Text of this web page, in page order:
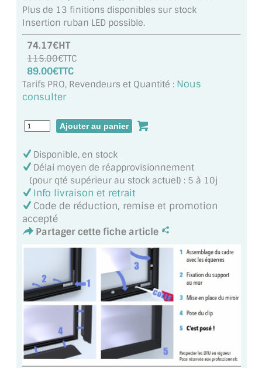
VERRE ANTI-REFLET
VERRE LAQUÉ/CRÉDENCE
VERRE FEUILLETÉ/TREMPÉ
DALLE DE SOL EN VERRE
VERRIÈRE TYPE ATELIER
VERRES TEXTURÉS
PLEXIGLAS PMMA
ACCESSOIRES & QUINCAILLERIE
CATALOGUE DE PROFILS ET FIXATION DU
VERRE
LES FIXATIONS POUR MIROIR
LES PROFILS PAROI DE VERRE
Plus de 13 finitions disponibles sur stock
Insertion ruban LED possible.
74.17€HT
115.00€TTC
89.00€TTC
Tarifs PRO, Revendeurs et Quantité : Nous
consulter
Disponible, en stock
Délai moyen de réapprovisionnement
(pour qté supérieur au stock actuel) : 5 à 10j
Info livraison et retrait
Code de réduction, remise et promotion
accepté
Partager cette fiche article